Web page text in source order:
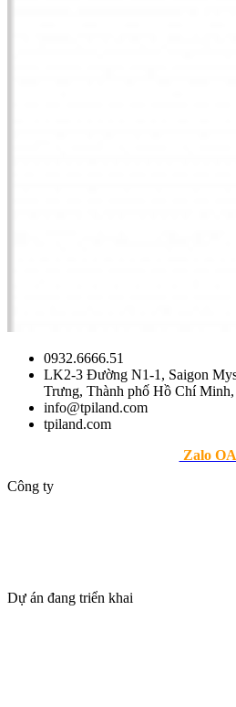
0932.6666.51
LK2-3 Đường N1-1, Saigon
Trưng, Thành phố Hồ Chí
info@tpiland.com
tpiland.com
Zalo
Công ty
Dự án đang triển khai